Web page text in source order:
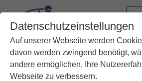
Datenschutzeinstellungen
Auf unserer Webseite werden
davon werden zwingend benötigt,
andere ermöglichen, Ihre
Webseite zu verbessern.